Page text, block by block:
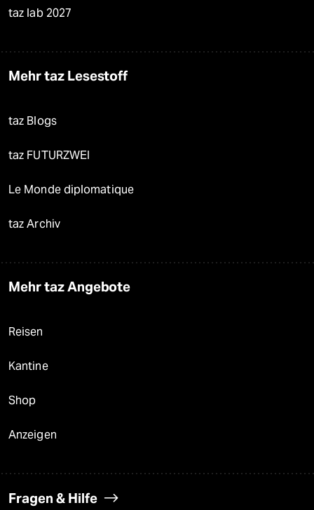
taz lab 2027
Mehr taz Lesestoff
taz Blogs
taz FUTURZWEI
Le Monde diplomatique
taz Archiv
Mehr taz Angebote
Reisen
Kantine
Shop
Anzeigen
Fragen & Hilfe